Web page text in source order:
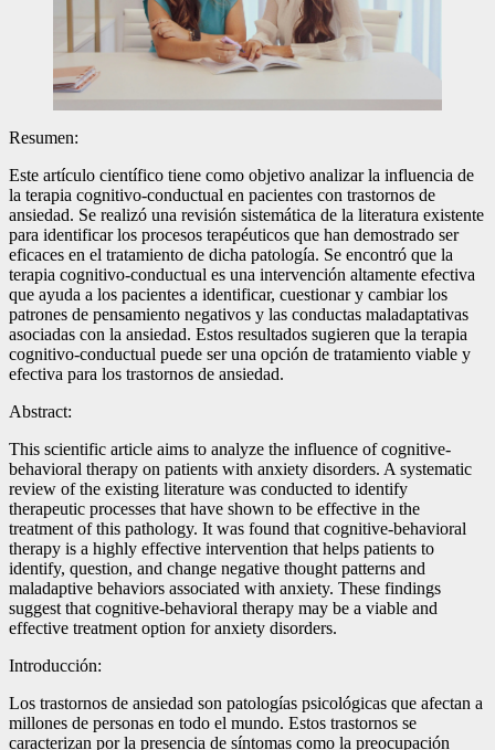
Resumen:
Este artículo científico tiene como objetivo analizar la influencia de
la terapia cognitivo-conductual en pacientes con trastornos de
ansiedad. Se realizó una revisión sistemática de la literatura existente
para identificar los procesos terapéuticos que han demostrado ser
eficaces en el tratamiento de dicha patología. Se encontró que la
terapia cognitivo-conductual es una intervención altamente efectiva
que ayuda a los pacientes a identificar, cuestionar y cambiar los
patrones de pensamiento negativos y las conductas maladaptativas
asociadas con la ansiedad. Estos resultados sugieren que la terapia
cognitivo-conductual puede ser una opción de tratamiento viable y
efectiva para los trastornos de ansiedad.
Abstract:
This scientific article aims to analyze the influence of cognitive-
behavioral therapy on patients with anxiety disorders. A systematic
review of the existing literature was conducted to identify
therapeutic processes that have shown to be effective in the
treatment of this pathology. It was found that cognitive-behavioral
therapy is a highly effective intervention that helps patients to
identify, question, and change negative thought patterns and
maladaptive behaviors associated with anxiety. These findings
suggest that cognitive-behavioral therapy may be a viable and
effective treatment option for anxiety disorders.
Introducción:
Los trastornos de ansiedad son patologías psicológicas que afectan a
millones de personas en todo el mundo. Estos trastornos se
caracterizan por la presencia de síntomas como la preocupación